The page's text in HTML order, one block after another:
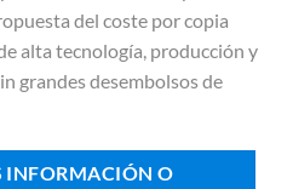
del coste por copia
alta tecnología, producción y
grandes desembolsos de
INFORMACIÓN O